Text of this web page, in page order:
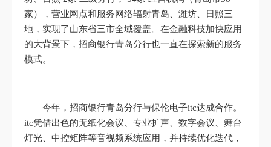
家），营业网点和服务网络辐射青岛、潍坊、日照三
地，实现了山东省三市全域覆盖。在金融科技加快应用
的大背景下，招商银行青岛分行也一直在探索新的服务
模式。
今年，招商银行青岛分行与保伦电子itc达成合作。
itc凭借出色的无纸化会议、专业扩声、数字会议、舞台
灯光、中控矩阵等音视频系统应用，并持续优化迭代，